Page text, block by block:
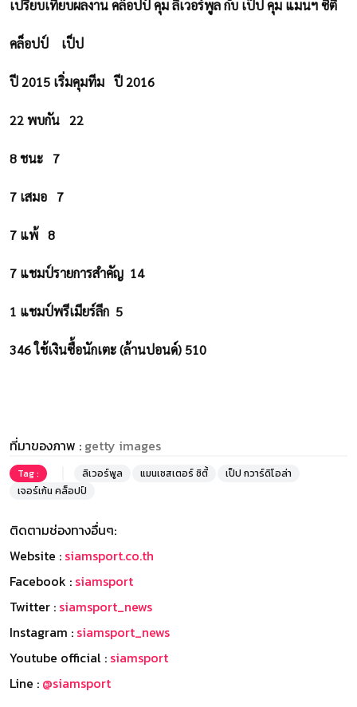
เปรียบเทียบผลงาน คล็อปป์ คุม ลิเวอร์พูล กับ เป็ป คุม แมนฯ ซิตี้
คล็อปป์ เป็ป
ปี 2015 เริ่มคุมทีม ปี 2016
22 พบกัน 22
8 ชนะ 7
7 เสมอ 7
7 แพ้ 8
7 แชมป์รายการสำคัญ 14
1 แชมป์พรีเมียร์ลีก 5
346 ใช้เงินซื้อนักเตะ (ล้านปอนด์) 510
ที่มาของภาพ : getty images
Tag : ลิเวอร์พูล แมนเชสเตอร์ ซิตี้
เป็ป กวาร์ดิโอล่า
เจอร์เก้น คล็อปป์
ติดตามช่องทางอื่นๆ:
Website : siamsport.co.th
Facebook : siamsport
Twitter : siamsport_news
Instagram : siamsport_news
Youtube official : siamsport
Line : @siamsport